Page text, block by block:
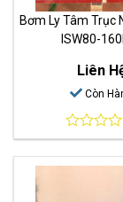
Bơm Ly Tâm Trục
ISW80-
Liên
Còn
0
out
of